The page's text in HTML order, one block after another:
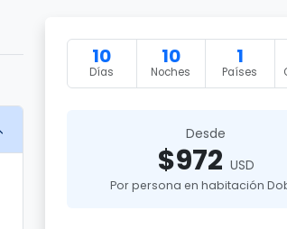
10
Días
10
Noches
1
Países
Desde
$972 USD
Por persona en habitación